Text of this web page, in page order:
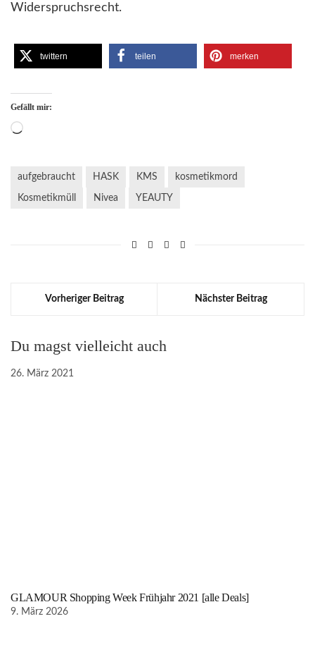
Widerspruchsrecht.
twittern teilen merken
Gefällt mir:
Wird
aufgebraucht HASK KMS kosmetikmord
Kosmetikmüll Nivea YEAUTY
Vorheriger Beitrag Nächster Beitrag
Du magst vielleicht auch
26. März 2021
GLAMOUR Shopping Week Frühjahr 2021 [alle Deals]
9. März 2026